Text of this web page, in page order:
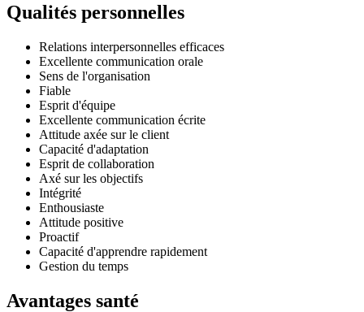
Qualités personnelles
Relations interpersonnelles efficaces
Excellente communication orale
Sens de l'organisation
Fiable
Esprit d'équipe
Excellente communication écrite
Attitude axée sur le client
Capacité d'adaptation
Esprit de collaboration
Axé sur les objectifs
Intégrité
Enthousiaste
Attitude positive
Proactif
Capacité d'apprendre rapidement
Gestion du temps
Avantages santé